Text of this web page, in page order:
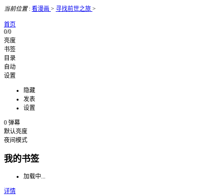
当前位置: 看漫画 > 寻找前世之旅 >
首页
0/0
亮度
书签
目录
自动
设置
隐藏
发表
设置
0 弹幕
默认亮度
夜间模式
我的书签
加载中...
详情